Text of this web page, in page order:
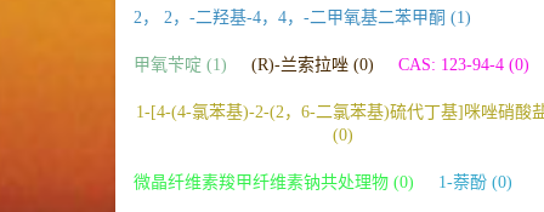
2， 2，-二羟基-4，4，-二甲氧基二苯甲酮 (1)
甲氧苄啶 (1) (R)-兰索拉唑 (0) CAS: 123-94-4 (0)
1-[4-(4-氯苯基)-2-(2，6-二氯苯基)硫代丁基]咪唑硝酸
(0)
微晶纤维素羧甲纤维素钠共处理物 (0) 1-萘酚 (0)